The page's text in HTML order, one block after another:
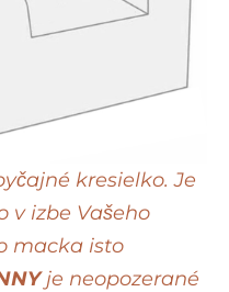
kresielko. Je
v izbe Vašeho
macka isto
je neopozerané